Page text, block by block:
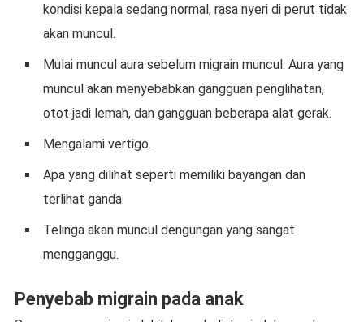
kondisi kepala sedang normal, rasa nyeri di perut tidak
akan muncul.
Mulai muncul aura sebelum migrain muncul. Aura yang
muncul akan menyebabkan gangguan penglihatan,
otot jadi lemah, dan gangguan beberapa alat gerak.
Mengalami vertigo.
Apa yang dilihat seperti memiliki bayangan dan
terlihat ganda.
Telinga akan muncul dengungan yang sangat
mengganggu.
Penyebab migrain pada anak